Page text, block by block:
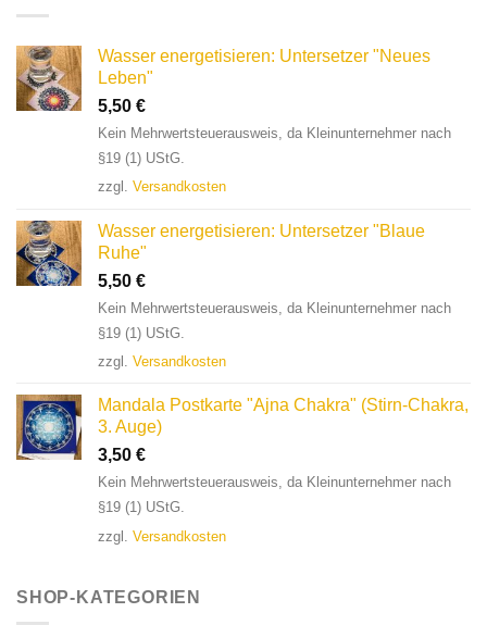
Wasser energetisieren: Untersetzer "Neues
Leben"
5,50 €
Kein Mehrwertsteuerausweis, da Kleinunternehmer nach
§19 (1) UStG.
zzgl. Versandkosten
Wasser energetisieren: Untersetzer "Blaue
Ruhe"
5,50 €
Kein Mehrwertsteuerausweis, da Kleinunternehmer nach
§19 (1) UStG.
zzgl. Versandkosten
Mandala Postkarte "Ajna Chakra" (Stirn-Chakra,
3. Auge)
3,50 €
Kein Mehrwertsteuerausweis, da Kleinunternehmer nach
§19 (1) UStG.
zzgl. Versandkosten
SHOP-KATEGORIEN